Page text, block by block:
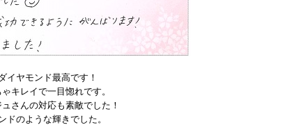
イヤモンド最高です！
キレイで一目惚れです。
さんの対応も素敵でした！
ドのような輝きでした。